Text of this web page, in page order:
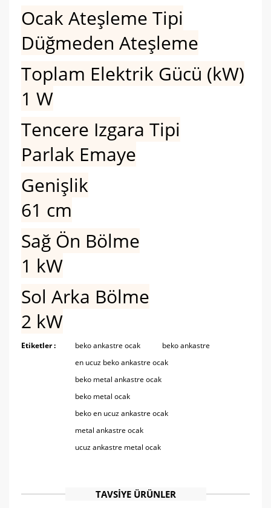
Ocak Ateşleme Tipi
Düğmeden Ateşleme
Toplam Elektrik Gücü (kW)
1 W
Tencere Izgara Tipi
Parlak Emaye
Genişlik
61 cm
Sağ Ön Bölme
1 kW
Sol Arka Bölme
2 kW
Bu ürüne ilk yorumu siz yapın!
Bu ürünün fiyat bilgisi, resim, ürün açıklamalarında ve
diğer konularda yetersiz gördüğünüz noktaları öneri
Görüş ve önerileriniz için teşekkür ederiz.
Ürün resmi kalitesiz, bozuk veya görüntülenemiyor.
Ürün açıklamasında eksik bilgiler bulunuyor.
Ürün bilgilerinde hatalar bulunuyor.
Etiketler : beko ankastre ocak
beko ankastre
en ucuz beko ankastre ocak
beko metal ankastre ocak
beko metal ocak
beko en ucuz ankastre ocak
metal ankastre ocak
ucuz ankastre metal ocak
TAVSİYE ÜRÜNLER